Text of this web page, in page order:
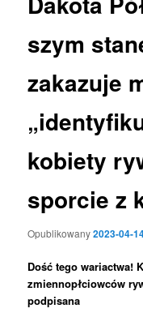
szym
zakazuje
kobiety
sporcie z
Opublikowany2023-04-
Dość tego wariactwa!
zmiennopłciowców
podpisana